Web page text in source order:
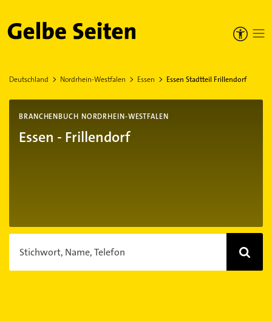
Gelbe Seiten
Deutschland Nordrhein-Westfalen Essen Essen Stadtteil Frillendorf
BRANCHENBUCH NORDRHEIN-WESTFALEN
Essen - Frillendorf
Stichwort, Name, Telefon